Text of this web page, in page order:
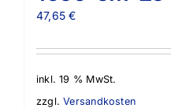
47,65€
inkl. 19 % MwSt.
zzgl.Versandkosten